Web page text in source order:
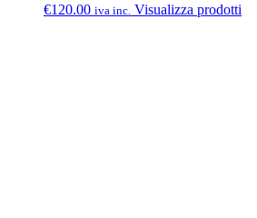
€120.00 iva inc. Visualizza prodotti